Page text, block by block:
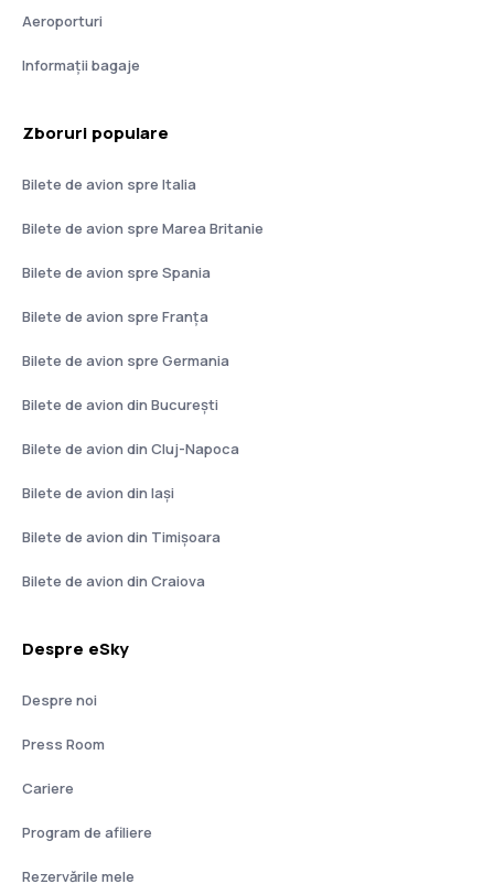
Aeroporturi
Informații bagaje
Zboruri populare
Bilete de avion spre Italia
Bilete de avion spre Marea Britanie
Bilete de avion spre Spania
Bilete de avion spre Franţa
Bilete de avion spre Germania
Bilete de avion din București
Bilete de avion din Cluj-Napoca
Bilete de avion din Iași
Bilete de avion din Timișoara
Bilete de avion din Craiova
Despre eSky
Despre noi
Press Room
Cariere
Program de afiliere
Rezervările mele